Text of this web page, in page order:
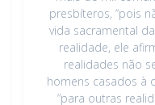
presbíteros, “pois
vida sacramental
realidade, ele
realidades não
homens casados à
“para outras